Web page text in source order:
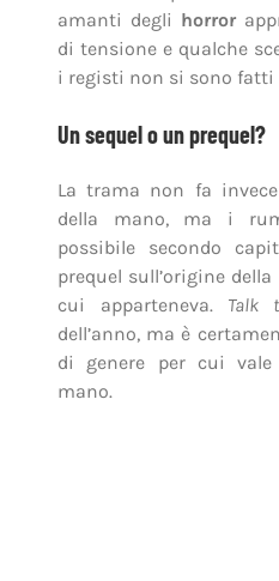
amanti degli horror
di tensione e qualche
i registi non si sono fatti
Un sequel o un prequel?
La trama non fa
della mano, ma i
possibile secondo
prequel sull’origine
cui apparteneva. Talk
dell’anno, ma è
di genere per cui vale
mano.